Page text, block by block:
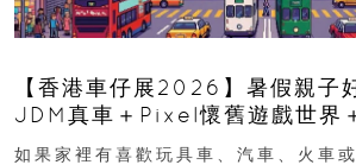
【香港車仔展2026】暑假親子
JDM真車＋Pixel懷舊遊戲世界
8月灣仔登場 車迷家庭必去！
如果家裡有喜歡玩具車、汽車、火車